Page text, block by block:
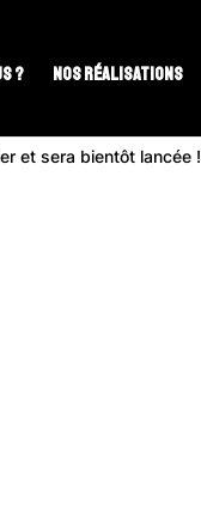
? Nos réalisations
et sera bientôt lancée !